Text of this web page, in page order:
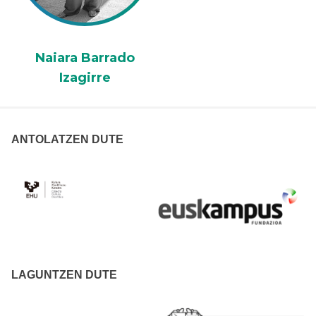
Naiara Barrado
Izagirre
ANTOLATZEN DUTE
LAGUNTZEN DUTE